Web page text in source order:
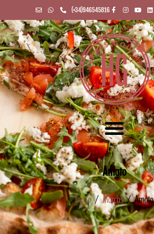
(+34)946545816
Amato
Inicio/Marcas/ Amato